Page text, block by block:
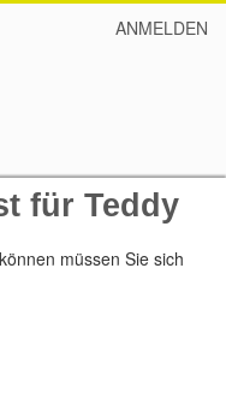
ANMELDEN
für Teddy
müssen Sie sich